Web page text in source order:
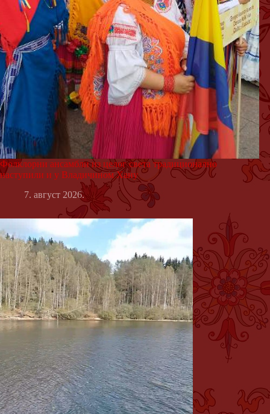
Фолклорни ансамбли из целог света традиционално
наступили и у Владичином Хану
7. август 2026.